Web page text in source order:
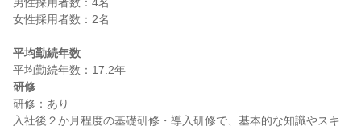
女性採用者数：2名
平均勤続年数
研修
研修：あり
入社後２か月程度の基礎研修・導入研修で、基本的な知識やスキ